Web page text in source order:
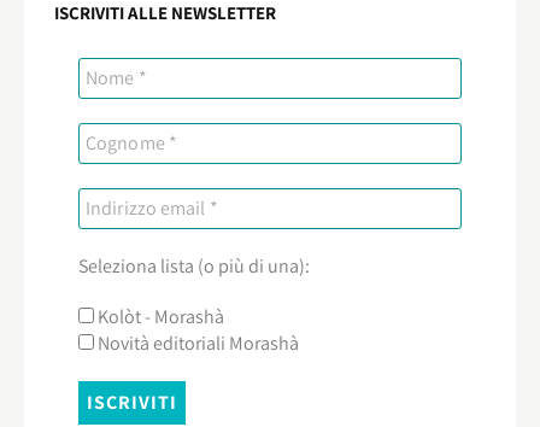
ISCRIVITI ALLE NEWSLETTER
Seleziona lista (o più di una):
Kolòt - Morashà
Novità editoriali Morashà